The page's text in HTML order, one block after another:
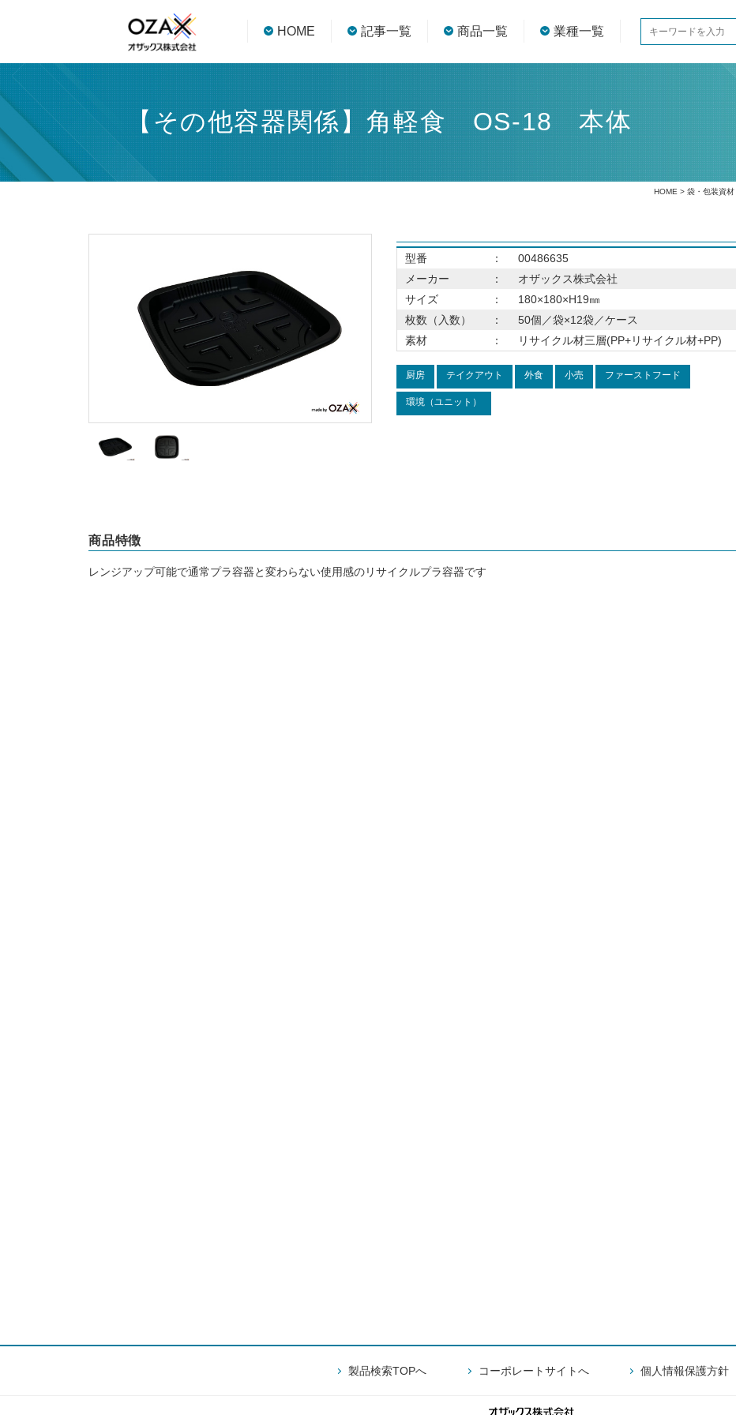
HOME 記事一覧 商品一覧 業種一覧
【その他容器関係】角軽食 OS-18 本体
HOME > 袋・包装資材
型番 ：
00486635
メーカー
：
オザックス株式会社
サイズ
：
180×180×H19㎜
枚数（入数）
：
50個／袋×12袋／ケース
素材
： リサイクル材三層(PP+リサイクル材+PP)
厨房 テイクアウト 外食 小売 ファーストフード
環境（ユニット）
商品特徴
レンジアップ可能で通常プラ容器と変わらない使用感のリサイクルプラ容器です
製品検索TOPへ コーポレートサイトへ 個人情報保護方針